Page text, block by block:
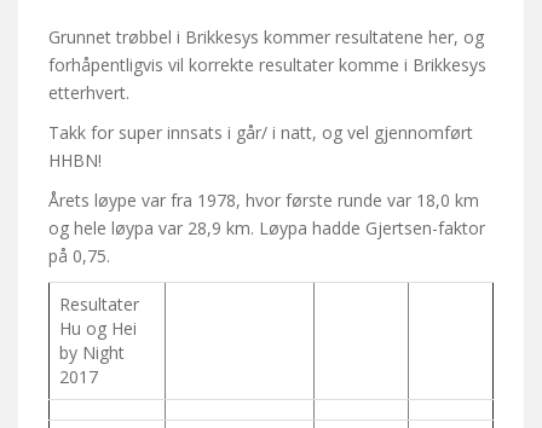
Grunnet trøbbel i Brikkesys kommer resultatene her, og
forhåpentligvis vil korrekte resultater komme i Brikkesys
etterhvert.
Takk for super innsats i går/ i natt, og vel gjennomført
HHBN!
Årets løype var fra 1978, hvor første runde var 18,0 km
og hele løypa var 28,9 km. Løypa hadde Gjertsen-faktor
på 0,75.
Resultater
Hu og Hei
by Night
2017